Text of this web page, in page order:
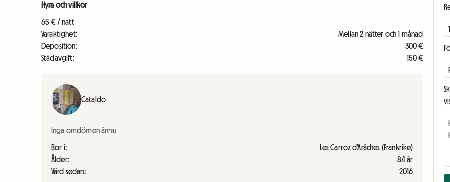
Hyra och villkor
65 € / natt
Varaktighet:
Mellan 2 nätter och 1 månad
Deposition:
300 €
Städavgift:
150 €
Cataldo
Inga omdömen ännu
Bor i:
Les Carroz d'Arâches (Frankrike)
Ålder:
84 år
Värd sedan:
2016